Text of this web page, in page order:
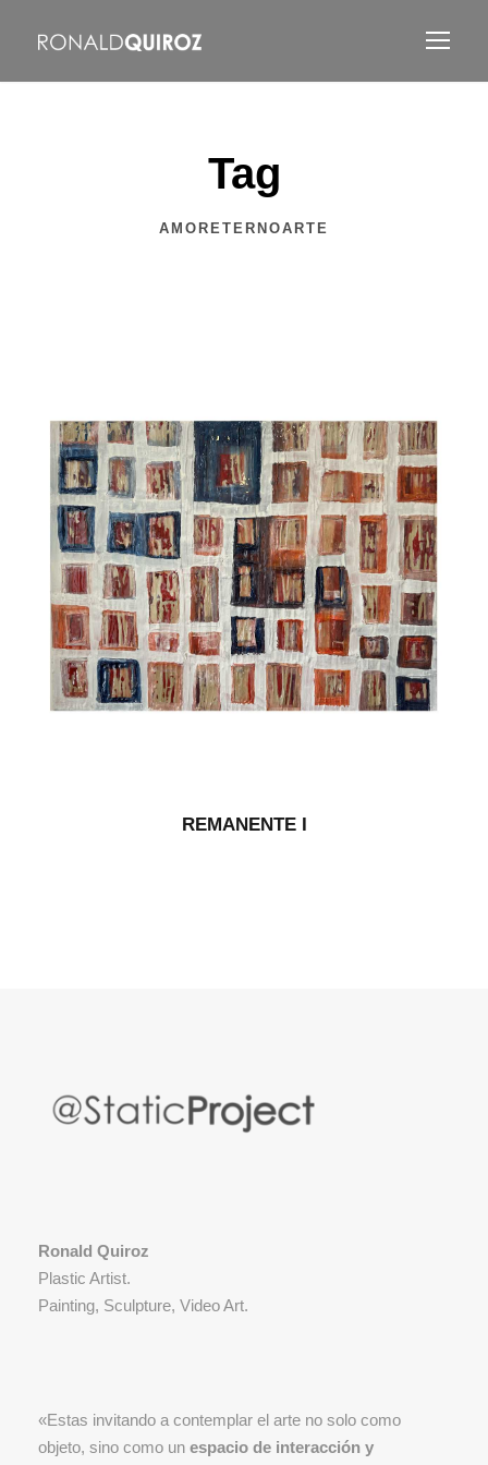
Tag
AMORETERNOARTE
REMANENTE I
Ronald Quiroz
Plastic Artist.
Painting, Sculpture, Video Art.
«Estas invitando a contemplar el arte no solo como
objeto, sino como un espacio de interacción y